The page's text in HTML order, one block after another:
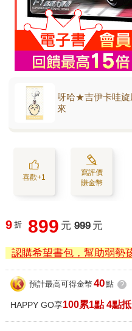
呀哈★吉伊卡哇旋
來
喜歡+1
寫評價
賺金幣
9 折 899 元 999 元
認購希望書包，幫助弱勢
預計最高可得金幣 40點 ?
HAPPY GO享100累1點 4點